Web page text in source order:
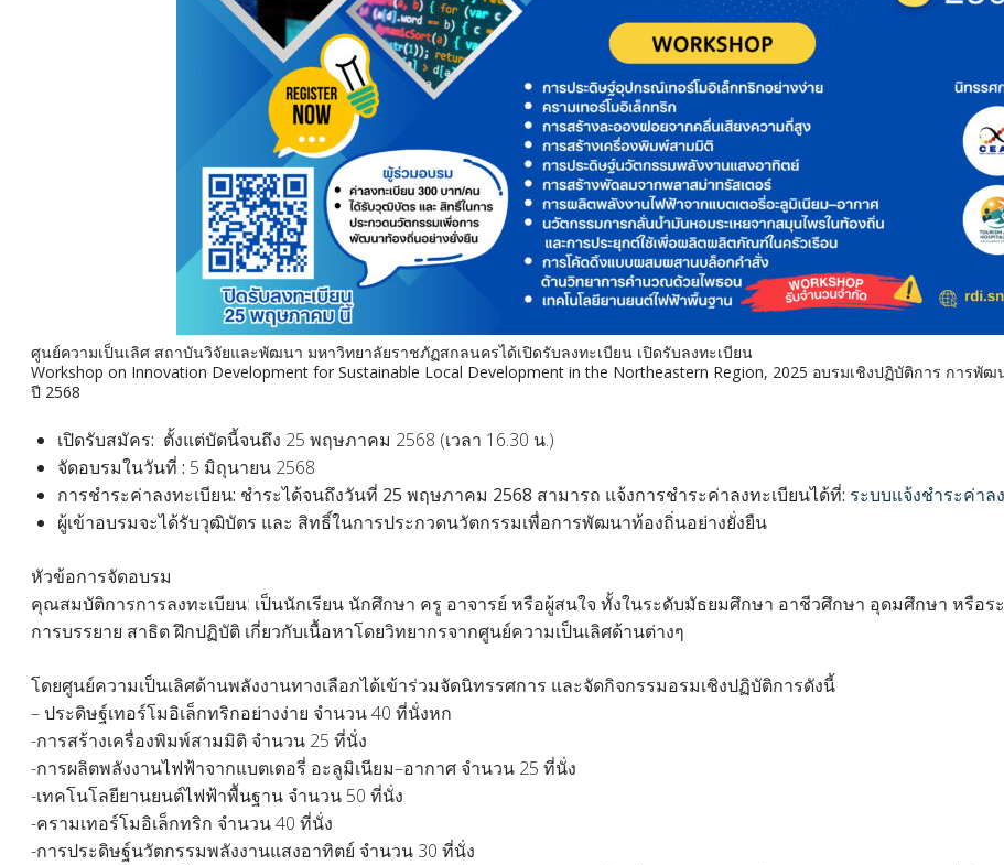
ศูนย์ความเป็นเลิศ สถาบันวิจัยและพัฒนา มหาวิทยาลัยราชภัฏสกลนครได้เปิดรับลงทะเบียน เปิดรับลงทะเบียน
Workshop on Innovation Development for Sustainable Local Development in the Northeastern Region, 2025 อบรมเชิงปฏิบัติการ การ
ปี 2568
เปิดรับสมัคร: ตั้งแต่บัดนี้จนถึง 25 พฤษภาคม 2568 (เวลา 16.30 น.)
จัดอบรมในวันที่ : 5 มิถุนายน 2568
การชำระค่าลงทะเบียน: ชำระได้จนถึงวันที่ 25 พฤษภาคม 2568 สามารถ แจ้งการชำระค่าลงทะเบียนได้ที่: ระบบแจ้งชำระค่าล
ผู้เข้าอบรมจะได้รับวุฒิบัตร และ สิทธิ์ในการประกวดนวัตกรรมเพื่อการพัฒนาท้องถิ่นอย่างยั่งยืน
หัวข้อการจัดอบรม
คุณสมบัติการการลงทะเบียน: เป็นนักเรียน นักศึกษา ครู อาจารย์ หรือผู้สนใจ ทั้งในระดับมัธยมศึกษา อาชีวศึกษา อุดมศึกษา หรือร
การบรรยาย สาธิต ฝึกปฏิบัติ เกี่ยวกับเนื้อหาโดยวิทยากรจากศูนย์ความเป็นเลิศด้านต่างๆ
โดยศูนย์ความเป็นเลิศด้านพลังงานทางเลือกได้เข้าร่วมจัดนิทรรศการ และจัดกิจกรรมอรมเชิงปฏิบัติการดังนี้
– ประดิษฐ์เทอร์โมอิเล็กทริกอย่างง่าย จำนวน 40 ที่นั่งหก
-การสร้างเครื่องพิมพ์สามมิติ จำนวน 25 ที่นั่ง
-การผลิตพลังงานไฟฟ้าจากแบตเตอรี่ อะลูมิเนียม–อากาศ จำนวน 25 ที่นั่ง
-เทคโนโลยียานยนต์ไฟฟ้าพื้นฐาน จำนวน 50 ที่นั่ง
-ครามเทอร์โมอิเล็กทริก จำนวน 40 ที่นั่ง
-การประดิษฐ์นวัตกรรมพลังงานแสงอาทิตย์ จำนวน 30 ที่นั่ง